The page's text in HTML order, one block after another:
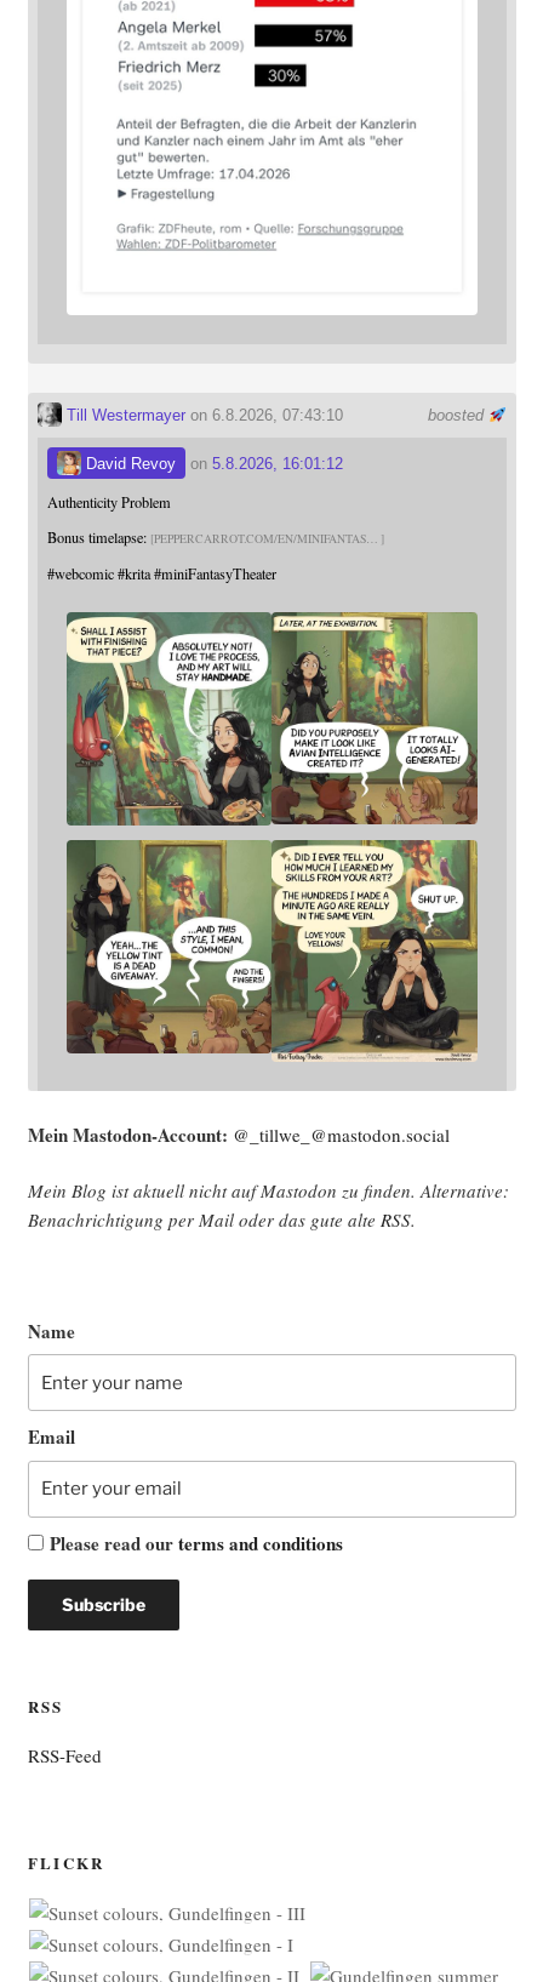
boosted
Till Westermayeron 6.8.2026, 07:43:10
David Revoy on 5.8.2026, 16:01:12
Authenticity Problem
Bonus timelapse: PEPPERCARROT.COM/EN/MINIFANTAS
#webcomic #krita #miniFantasyTheater
Mein Mast­o­don-Account: @_tillwe_@mastodon.social
Mein Blog ist aktu­ell nicht auf Mast­o­don zu fin­den. Alter­na­ti­ve:
Benach­rich­ti­gung per Mail oder das gute alte RSS.
Name
Email
Please read ourterms and conditions
RSS
RSS-Feed
FLICKR